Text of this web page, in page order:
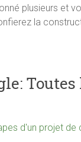
plusieurs et
la
d'un projet de